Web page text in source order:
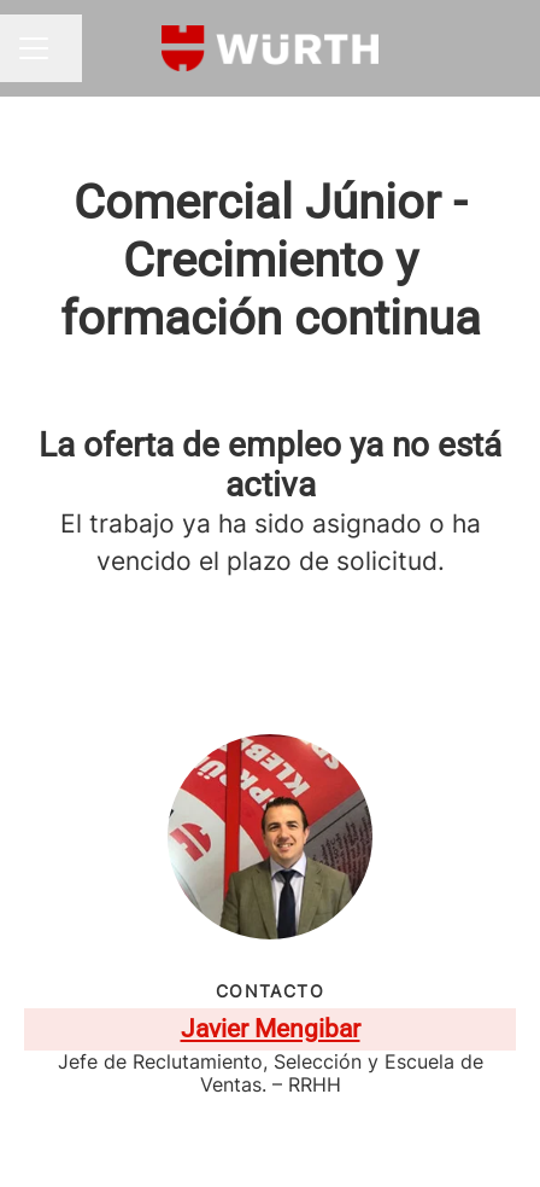
MENÚ DE EMPLEO
Compartir página
Comercial Júnior -
Crecimiento y
formación continua
La oferta de empleo ya no está
activa
El trabajo ya ha sido asignado o ha
vencido el plazo de solicitud.
CONTACTO
Javier Mengibar
Jefe de Reclutamiento, Selección y Escuela de
Ventas. – RRHH